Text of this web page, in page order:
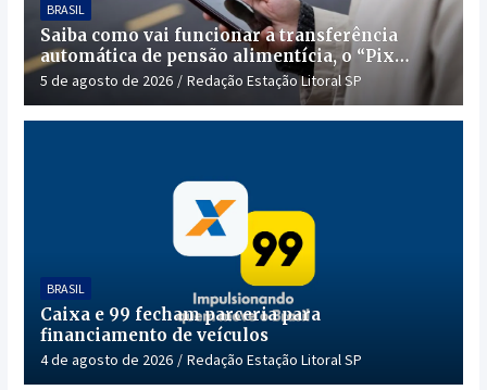
BRASIL
Saiba como vai funcionar a transferência
automática de pensão alimentícia, o “Pix
Pensão”
5 de agosto de 2026 Redação Estação Litoral SP
BRASIL
Caixa e 99 fecham parceria para
financiamento de veículos
4 de agosto de 2026 Redação Estação Litoral SP